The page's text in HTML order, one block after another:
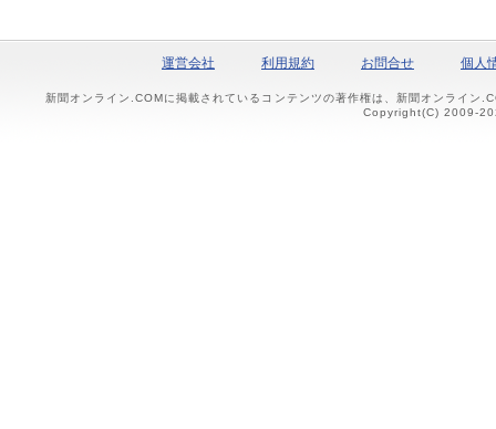
運営会社 利用規約 お問合せ 個人
新聞オンライン.COMに掲載されているコンテンツの著作権は、新聞オンライン
Copyright(C) 2009-